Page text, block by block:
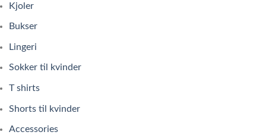
Kjoler
Bukser
Lingeri
Sokker til kvinder
T shirts
Shorts til kvinder
Accessories